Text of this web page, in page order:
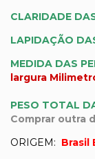
CLARIDADE DA
LAPIDAÇÃO
MEDIDA DAS
largura
PESO TOTAL
Comprar outra
ORIGEM: Brasil